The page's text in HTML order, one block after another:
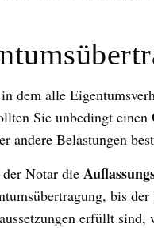
dem alle
Sie unbedingt einen
andere Belastungen
Notar die
bis
erfüllt sind,